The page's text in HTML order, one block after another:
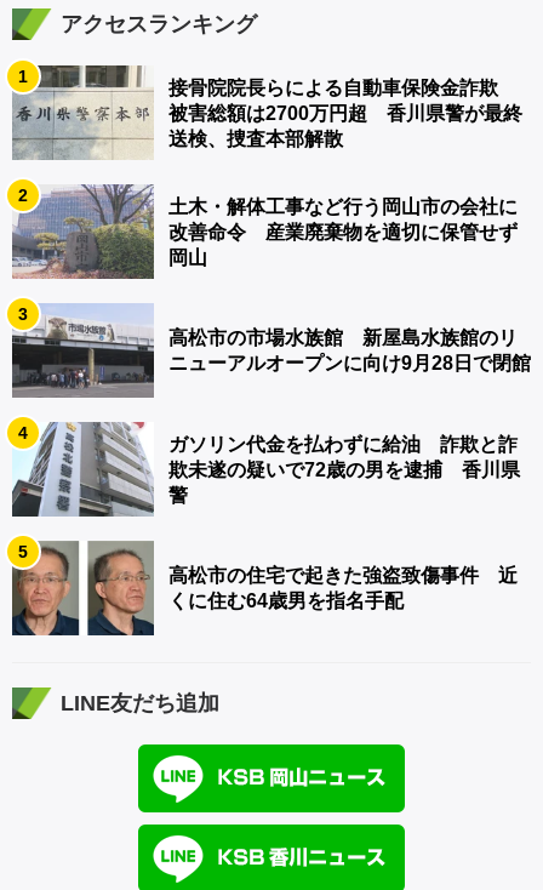
アクセスランキング
1
接骨院院長らによる自動車保険金詐欺
被害総額は2700万円超 香川県警が最終
送検、捜査本部解散
2
土木・解体工事など行う岡山市の会社に
改善命令 産業廃棄物を適切に保管せず
岡山
3
高松市の市場水族館 新屋島水族館のリ
ニューアルオープンに向け9月28日で閉館
4
ガソリン代金を払わずに給油 詐欺と詐
欺未遂の疑いで72歳の男を逮捕 香川県
警
5
高松市の住宅で起きた強盗致傷事件 近
くに住む64歳男を指名手配
LINE友だち追加